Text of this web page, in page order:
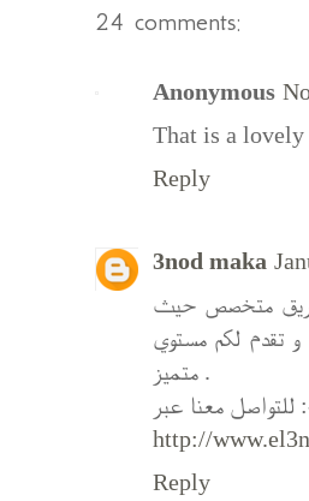
24 comments:
Anonymous
That is a
Reply
3nod maka
فريق متخصص حيث
و تقدم لكم مستوي
متميز .
عبر :-
http://
Reply